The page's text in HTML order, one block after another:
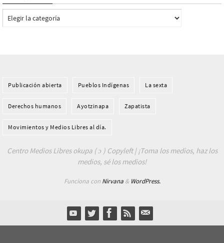
Categorías
Publicación abierta Pueblos Indí­genas La sexta
Derechos humanos Ayotzinapa Zapatista
Movimientos y Medios Libres al día.
Centro Medios Libres okupa ( ɔ ) Copyleft | ¡Toma los medios, haz los
medios, sé los medios!
Funciona con Nirvana& WordPress.